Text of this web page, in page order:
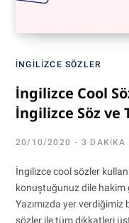
İNGILIZCE SÖZLER
İngilizce Cool
İngilizce Söz ve
20/10/2020 3 DAKIKA
İngilizce cool sözler
konuştuğunuz dile hakim
Yazımızda yer verdiğimiz
sözler ile tüm dikkatleri